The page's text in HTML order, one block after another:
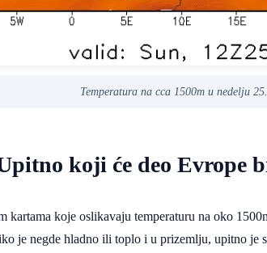
Temperatura na cca 1500m u nedelju
koji će deo Evrope
kartama koje oslikavaju temperaturu na oko
je negde hladno ili toplo i u prizemlju, upitno je